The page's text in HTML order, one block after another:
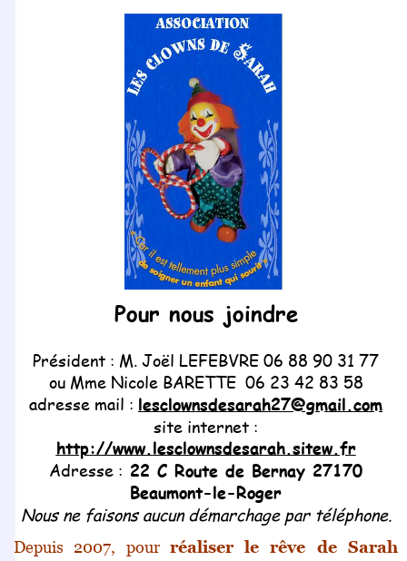
Pour nous joindre
Président : M. Joël LEFEBVRE 06 88 90 31 77
ou Mme Nicole BARETTE 06 23 42 83 58
adresse mail : lesclownsdesarah27@gmail.com
site internet :
http://www.lesclownsdesarah.sitew.fr
Adresse : 22 C Route de Bernay 27170
Beaumont-le-Roger
Nous ne faisons aucun démarchage par téléphone.
Depuis 2007, pour réaliser le rêve de Sarah